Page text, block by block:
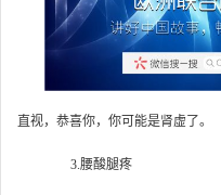
直视，恭喜你，你可能是肾虚了。
3.腰酸腿疼